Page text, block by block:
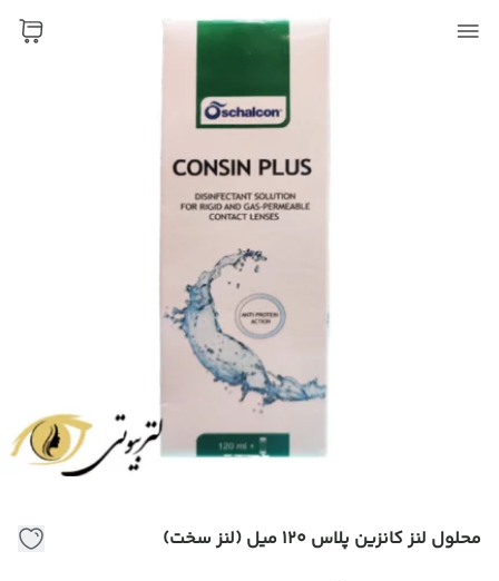
محلول لنز کانزین پلاس 120 میل (لنز سخت)